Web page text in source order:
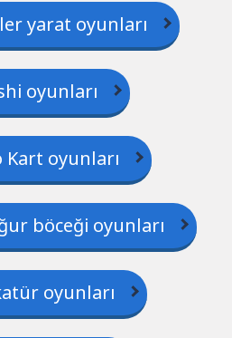
yarat oyunları
oyunları
Kart oyunları
böceği oyunları
oyunları